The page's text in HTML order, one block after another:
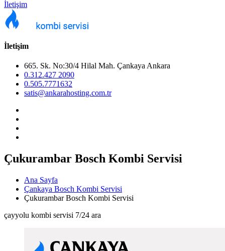
İletişim
İletişim
665. Sk. No:30/4 Hilal Mah. Çankaya Ankara
0.312.427 2090
0.505.7771632
satis@ankarahosting.com.tr
Çukurambar Bosch Kombi Servisi
Ana Sayfa
Çankaya Bosch Kombi Servisi
Çukurambar Bosch Kombi Servisi
çayyolu kombi servisi 7/24 ara